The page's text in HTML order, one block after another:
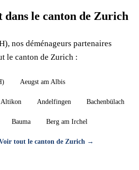
dans le canton de Zurich
nos déménageurs partenaires
le canton de Zurich :
Aeugst am Albis
Altikon Andelfingen Bachenbülach
Bauma Berg am Irchel
tout le canton de Zurich →